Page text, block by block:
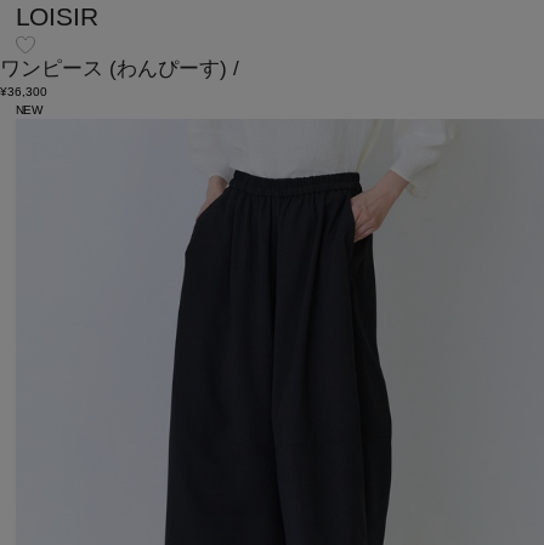
LOISIR
ワンピース (わんぴーす) /
¥36,300
NEW